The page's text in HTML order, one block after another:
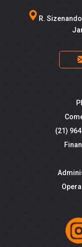
R.
(21)